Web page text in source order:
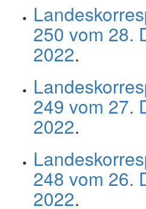
250 vom 28.
2022.
249 vom 27.
2022.
248 vom 26.
2022.